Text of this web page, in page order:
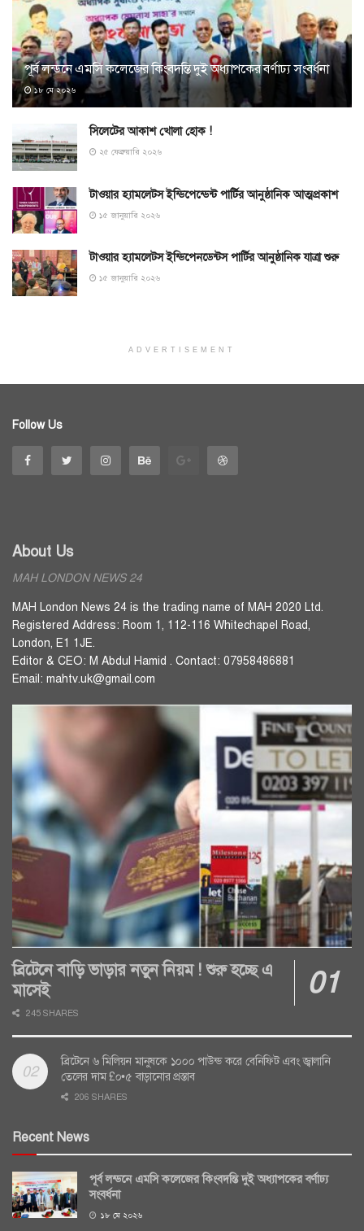
পূর্ব লন্ডনে এমসি কলেজের কিংবদন্তি দুই অধ্যাপকের বর্ণাঢ্য সংবর্ধনা
১৮ মে ২০২৬
সিলেটের আকাশ খোলা হোক !
২৫ ফেব্রুয়ারি ২০২৬
টাওয়ার হ্যামলেটস ইন্ডিপেন্ডেন্ট পার্টির আনুষ্ঠানিক আত্মপ্রকাশ
১৫ জানুয়ারি ২০২৬
টাওয়ার হ্যামলেটস ইন্ডিপেনডেন্টস পার্টির আনুষ্ঠানিক যাত্রা শুরু
১৫ জানুয়ারি ২০২৬
ADVERTISEMENT
Follow Us
About Us
MAH LONDON NEWS 24
MAH London News 24 is the trading name of MAH 2020 Ltd.
Registered Address: Room 1, 112-116 Whitechapel Road,
London, E1 1JE.
Editor & CEO: M Abdul Hamid . Contact: 07958486881
Email: mahtv.uk@gmail.com
ব্রিটেনে বাড়ি ভাড়ার নতুন নিয়ম ! শুরু হচ্ছে এ
মাসেই
245 SHARES
ব্রিটেনে ৬ মিলিয়ন মানুষকে ১০০০ পাউন্ড করে বেনিফিট এবং জ্বালানি
তেলের দাম £০•৫ বাড়ানোর প্রস্তাব
206 SHARES
Recent News
পূর্ব লন্ডনে এমসি কলেজের কিংবদন্তি দুই অধ্যাপকের বর্ণাঢ্য
সংবর্ধনা
১৮ মে ২০২৬